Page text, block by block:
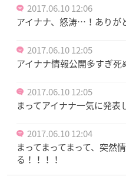
2017.06.10 12:06
アイナナ、怒涛…！ありが
2017.06.10 12:05
アイナナ情報公開多すぎ死
2017.06.10 12:05
まってアイナナ一気に発
2017.06.10 12:04
まってまってまって、突然
る！！！！